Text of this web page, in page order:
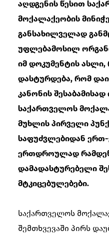
აღდგენის წესით
მოქალაქეობის
განსახილველად
უფლებამოსილ
იმ დოკუმენტის
დასტურდება, რომ
კანონის
საქართველოს
მუხლის პირველი
საფუძვლებიდან
ერთდროულად
დამადასტურებელი
მტკიცებულებები.
საქართველოს
შემთხვევაში პირს